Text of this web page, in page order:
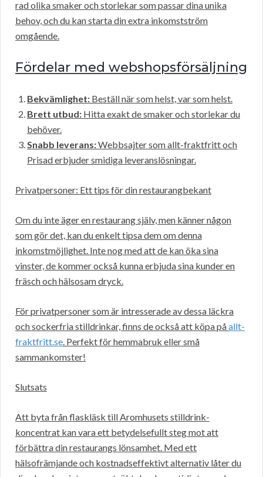
rad olika smaker och storlekar som passar dina unika
behov, och du kan starta din extra inkomstström
omgående.
Fördelar med webshopsförsäljning
Bekvämlighet: Beställ när som helst, var som helst.
Brett utbud: Hitta exakt de smaker och storlekar du
behöver.
Snabb leverans:Webbsajter som allt-fraktfritt och
Prisad erbjuder smidiga leveranslösningar.
Privatpersoner: Ett tips för din restaurangbekant
Om du inte äger en restaurang själv, men känner någon
som gör det, kan du enkelt tipsa dem om denna
inkomstmöjlighet. Inte nog med att de kan öka sina
vinster, de kommer också kunna erbjuda sina kunder en
fräsch och hälsosam dryck.
För privatpersoner som är intresserade av dessa läckra
och sockerfria stilldrinkar, finns de också att köpa påallt-
fraktfritt.se. Perfekt för hemmabruk eller små
sammankomster!
Slutsats
Att byta från flaskläsk till Aromhusets stilldrink-
koncentrat kan vara ett betydelsefullt steg mot att
förbättra din restaurangs lönsamhet. Med ett
hälsofrämjande och kostnadseffektivt alternativ låter du